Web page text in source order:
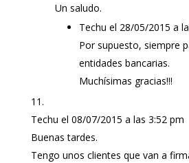
Un saludo.
Techu el 28/05/2015 a
Por supuesto, siempre
entidades bancarias.
Muchísimas gracias!!!
Techu el 08/07/2015 a las 3:52 pm
Buenas tardes.
Tengo unos clientes que van a